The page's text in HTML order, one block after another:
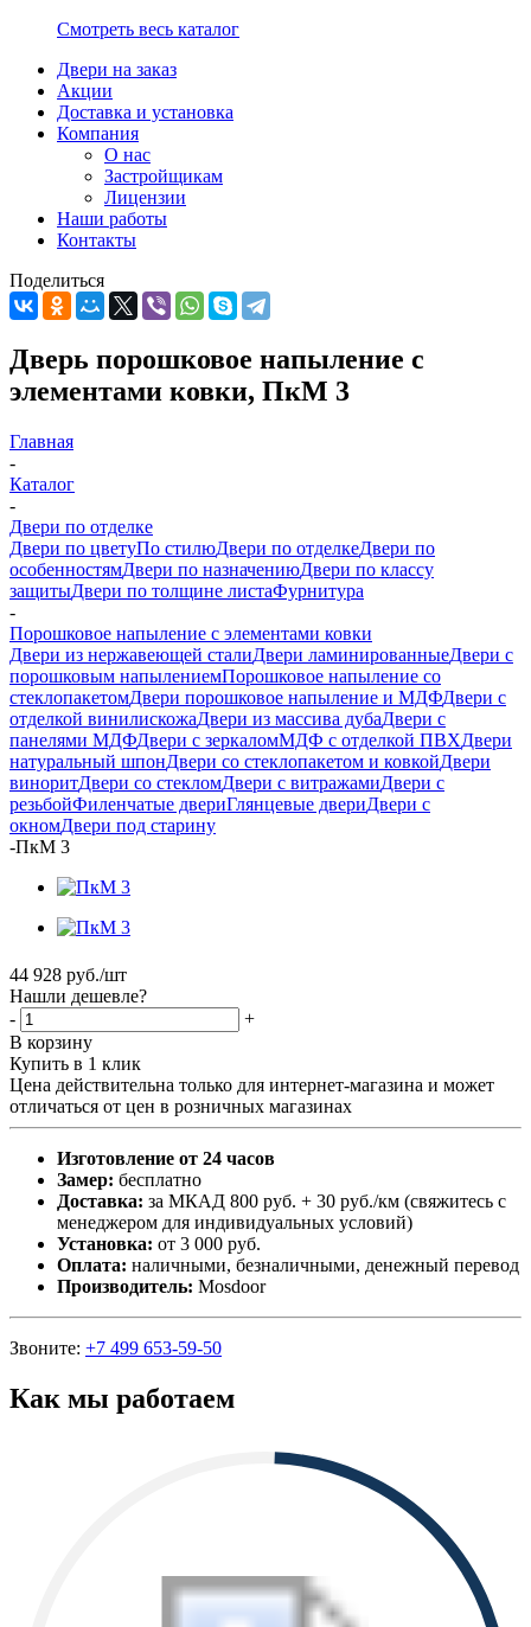
Смотреть весь каталог
Двери на заказ
Акции
Доставка и установка
Компания
О нас
Застройщикам
Лицензии
Наши работы
Контакты
Поделиться
Дверь порошковое напыление с
элементами ковки, ПкМ 3
Главная
-
Каталог
-
Двери по отделке
Двери по цветуПо стилюДвери по отделкеДвери по
особенностямДвери по назначениюДвери по классу
защитыДвери по толщине листаФурнитура
-
Порошковое напыление с элементами ковки
Двери из нержавеющей сталиДвери ламинированныеДвери с
порошковым напылениемПорошковое напыление со
стеклопакетомДвери порошковое напыление и МДФДвери с
отделкой винилискожаДвери из массива дубаДвери с
панелями МДФДвери с зеркаломМДФ с отделкой ПВХДвери
натуральный шпонДвери со стеклопакетом и ковкойДвери
виноритДвери со стекломДвери с витражамиДвери с
резьбойФиленчатые двериГлянцевые двериДвери с
окномДвери под старину
-ПкМ 3
44 928 руб./шт
Нашли дешевле?
-
+
В корзину
Купить в 1 клик
Цена действительна только для интернет-магазина и может
отличаться от цен в розничных магазинах
Изготовление от 24 часов
Замер: бесплатно
Доставка: за МКАД 800 руб. + 30 руб./км (свяжитесь с
менеджером для индивидуальных условий)
Установка: от 3 000 руб.
Оплата: наличными, безналичными, денежный перевод
Производитель: Mosdoor
Звоните: +7 499 653-59-50
Как мы работаем